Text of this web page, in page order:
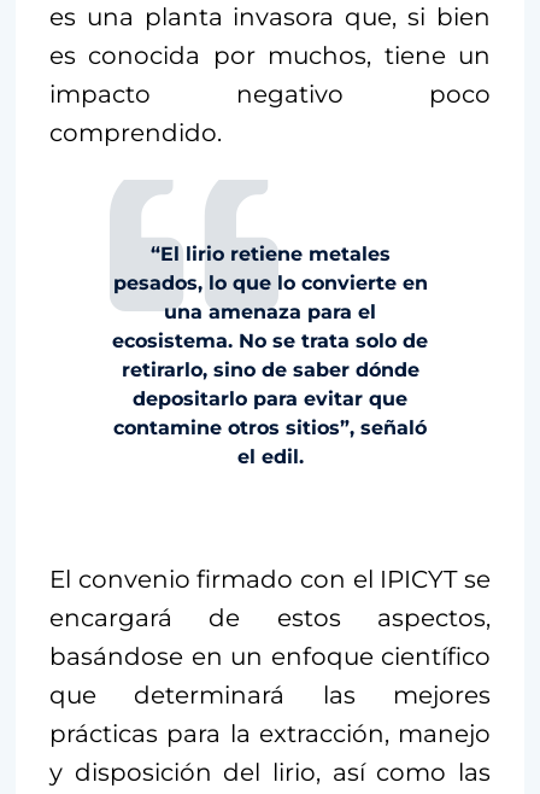
es una planta invasora que, si bien
es conocida por muchos, tiene un
impacto negativo poco
comprendido.
“El lirio retiene metales
pesados, lo que lo convierte en
una amenaza para el
ecosistema. No se trata solo de
retirarlo, sino de saber dónde
depositarlo para evitar que
contamine otros sitios”, señaló
el edil.
El convenio firmado con el IPICYT se
encargará de estos aspectos,
basándose en un enfoque científico
que determinará las mejores
prácticas para la extracción, manejo
y disposición del lirio, así como las